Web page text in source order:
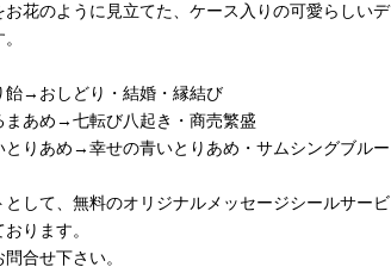
お花のように見立てた、ケース入りの可愛らしいデ
飴→おしどり・結婚・縁結び
まあめ→七転び八起き・商売繁盛
とりあめ→幸せの青いとりあめ・サムシングブルー
として、無料のオリジナルメッセージシールサービ
ります。
合せ下さい。